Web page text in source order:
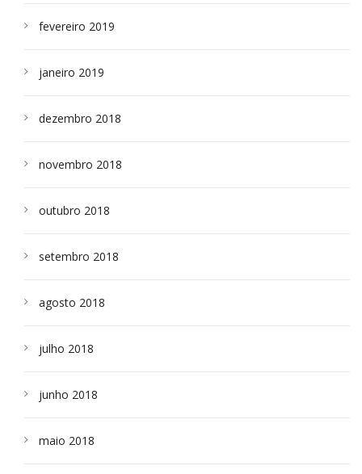
fevereiro 2019
janeiro 2019
dezembro 2018
novembro 2018
outubro 2018
setembro 2018
agosto 2018
julho 2018
junho 2018
maio 2018